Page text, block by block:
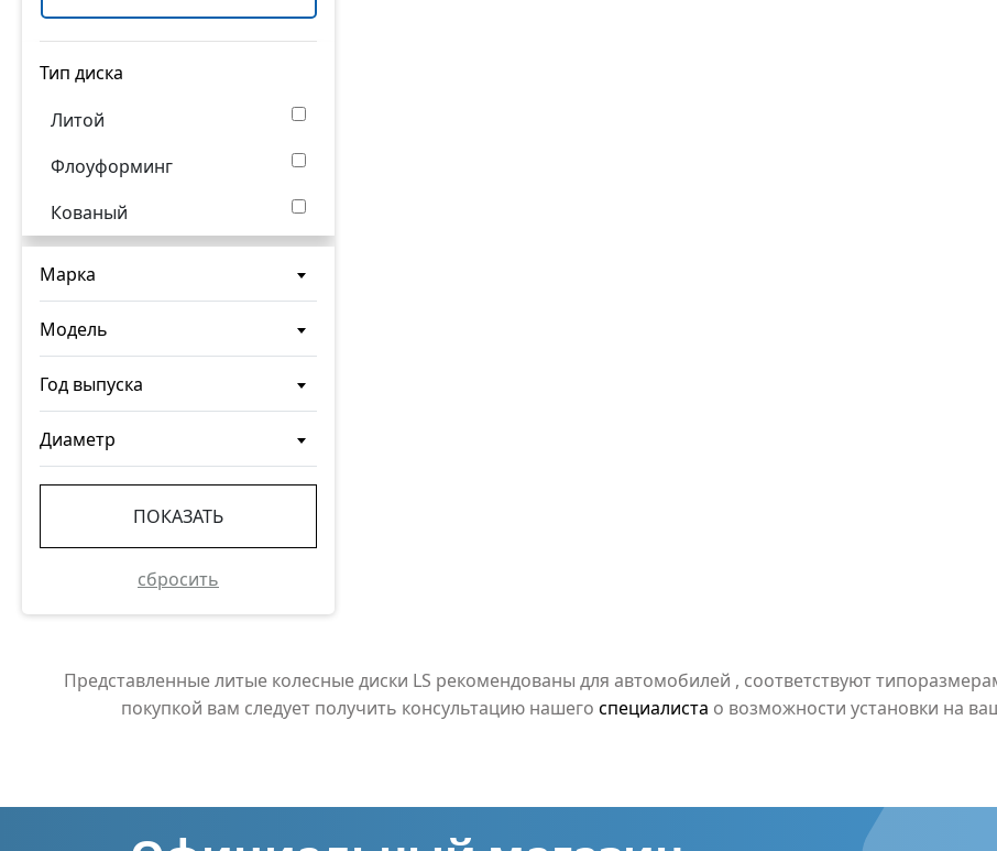
Тип диска
Литой
Флоуформинг
Кованый
Марка
Модель
Год выпуска
Диаметр
ПОКАЗАТЬ
сбросить
Представленные литые колесные диски LS рекомендованы для автомобилей , соответствуют
покупкой вам следует получить консультацию нашего специалиста о возможности установки на